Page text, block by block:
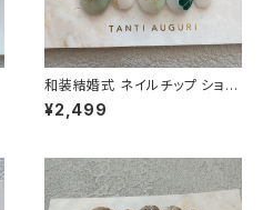
和装結婚式 ネイルチップ ショー
ト 短め 緑色 ピスタチオグリーン
和風 着物用 小さめ 和柄 通販
¥2,499